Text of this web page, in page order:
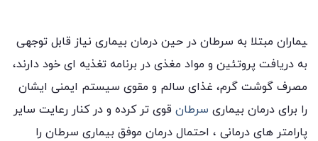
یماران مبتلا به سرطان در حین درمان بیماری نیاز قابل توجهی
به دریافت پروتئین و مواد مغذی در برنامه تغذیه ای خود دارند،
مصرف گوشت گرم، غذای سالم و مقوی سیستم ایمنی ایشان
را برای درمان بیماری سرطان قوی تر کرده و در کنار رعایت سایر
پارامتر های درمانی ، احتمال درمان موفق بیماری سرطان را